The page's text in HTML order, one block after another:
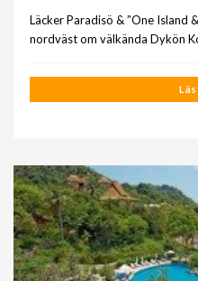
Läcker Paradisö & ”One Island
nordväst om välkända Dykön
Läs